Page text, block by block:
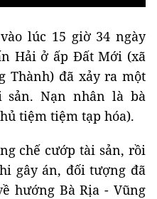
lúc 15 giờ 34 ngày
Hải ở ấp Đất Mới (xã
Thành) đã xảy ra một
Nạn nhân là bà
tiệm tiệm tạp hóa).
chế cướp tài sản, rồi
gây án, đối tượng đã
hướng Bà Rịa - Vũng